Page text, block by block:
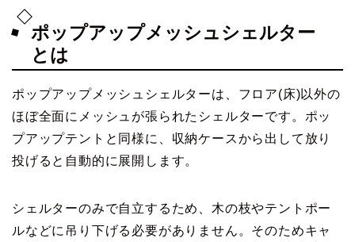
ポップアップメッシュシェルター
とは
ポップアップメッシュシェルターは、フロア(床)以外の
ほぼ全面にメッシュが張られたシェルターです。ポッ
プアップテントと同様に、収納ケースから出して放り
投げると自動的に展開します。
シェルターのみで自立するため、木の枝やテントポー
ルなどに吊り下げる必要がありません。そのためキャ